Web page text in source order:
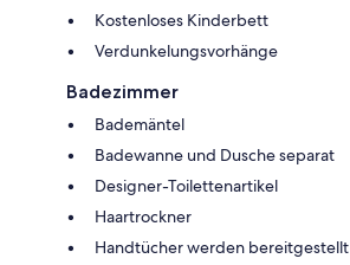
Kostenloses Kinderbett
Verdunkelungsvorhänge
Badezimmer
Bademäntel
Badewanne und Dusche separat
Designer-Toilettenartikel
Haartrockner
Handtücher werden bereitgestellt